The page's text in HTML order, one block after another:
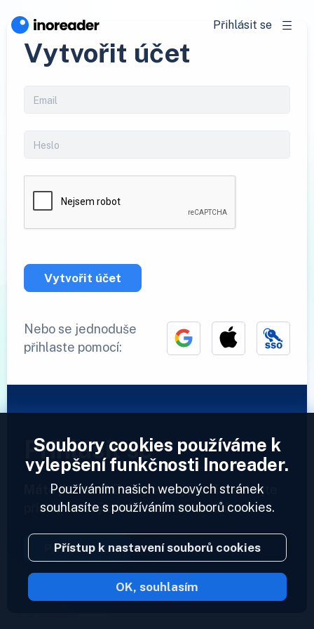
Přihlásit se
Vytvořit účet
Vytvořit účet
Nebo se jednoduše
přihlaste pomocí:
Přihlásit se
Máte již účet?Zadejte svůj profil a získejte
přístup ke svým informačním kanálům.
Přihlásit se
2023 © Inoreader
Soubory cookies používáme k
vylepšení funkčnosti Inoreader.
Používáním našich webových stránek
souhlasíte s používáním souborů cookies.
Přístup k nastavení souborů cookies
OK, souhlasím